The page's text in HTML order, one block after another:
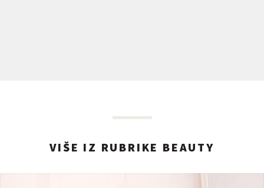
VIŠE IZ RUBRIKE BEAUTY